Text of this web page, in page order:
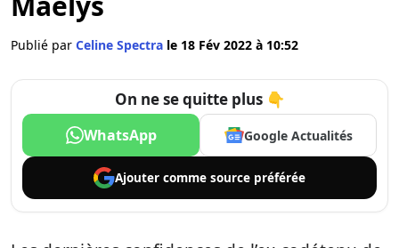
Publié par Celine Spectra le 18 Fév 2022 à 10:52
On ne se quitte plus 👇
WhatsApp Google Actualités
Ajouter comme source préférée